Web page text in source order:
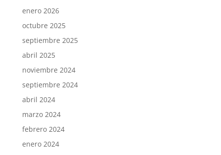
enero 2026
octubre 2025
septiembre 2025
abril 2025
noviembre 2024
septiembre 2024
abril 2024
marzo 2024
febrero 2024
enero 2024